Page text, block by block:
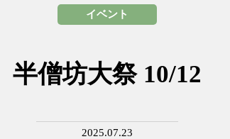
イベント
半僧坊大祭 10/12
2025.07.23